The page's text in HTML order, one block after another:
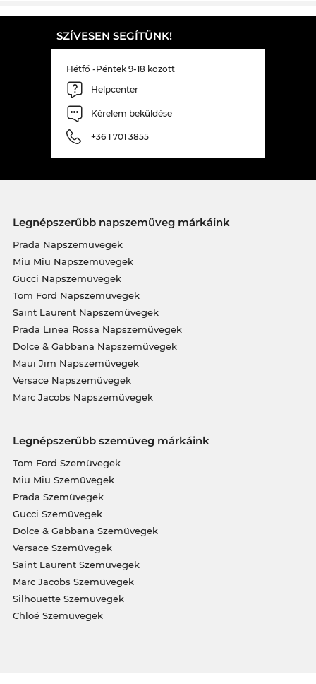
SZÍVESEN SEGÍTÜNK!
Hétfő -Péntek 9-18 között
Helpcenter
Kérelem beküldése
+36 1 701 3855
Legnépszerűbb napszemüveg márkáink
Prada Napszemüvegek
Miu Miu Napszemüvegek
Gucci Napszemüvegek
Tom Ford Napszemüvegek
Saint Laurent Napszemüvegek
Prada Linea Rossa Napszemüvegek
Dolce & Gabbana Napszemüvegek
Maui Jim Napszemüvegek
Versace Napszemüvegek
Marc Jacobs Napszemüvegek
Legnépszerűbb szemüveg márkáink
Tom Ford Szemüvegek
Miu Miu Szemüvegek
Prada Szemüvegek
Gucci Szemüvegek
Dolce & Gabbana Szemüvegek
Versace Szemüvegek
Saint Laurent Szemüvegek
Marc Jacobs Szemüvegek
Silhouette Szemüvegek
Chloé Szemüvegek